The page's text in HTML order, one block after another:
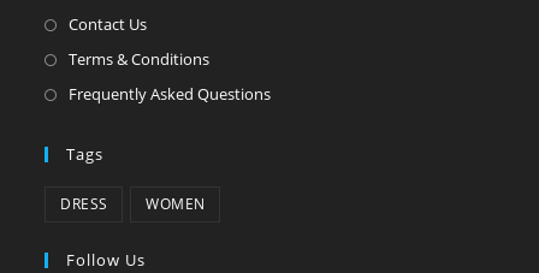
Contact Us
Terms & Conditions
Frequently Asked Questions
Tags
DRESS WOMEN
Follow Us